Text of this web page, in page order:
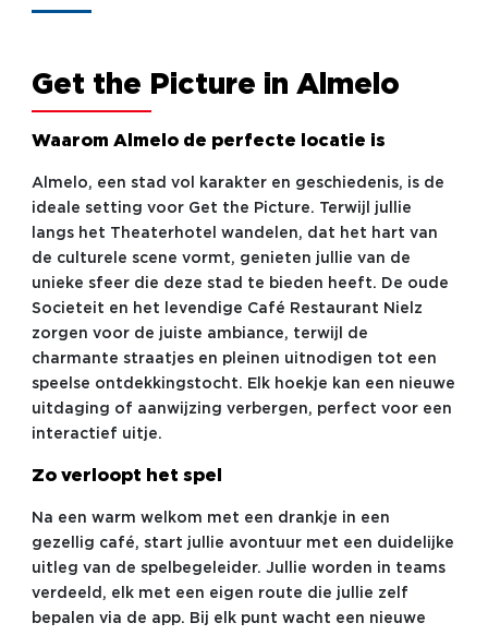
Get the Picture in Almelo
Waarom Almelo de perfecte locatie is
Almelo, een stad vol karakter en geschiedenis, is de
ideale setting voor Get the Picture. Terwijl jullie
langs het Theaterhotel wandelen, dat het hart van
de culturele scene vormt, genieten jullie van de
unieke sfeer die deze stad te bieden heeft. De oude
Societeit en het levendige Café Restaurant Nielz
zorgen voor de juiste ambiance, terwijl de
charmante straatjes en pleinen uitnodigen tot een
speelse ontdekkingstocht. Elk hoekje kan een nieuwe
uitdaging of aanwijzing verbergen, perfect voor een
interactief uitje.
Zo verloopt het spel
Na een warm welkom met een drankje in een
gezellig café, start jullie avontuur met een duidelijke
uitleg van de spelbegeleider. Jullie worden in teams
verdeeld, elk met een eigen route die jullie zelf
bepalen via de app. Bij elk punt wacht een nieuwe